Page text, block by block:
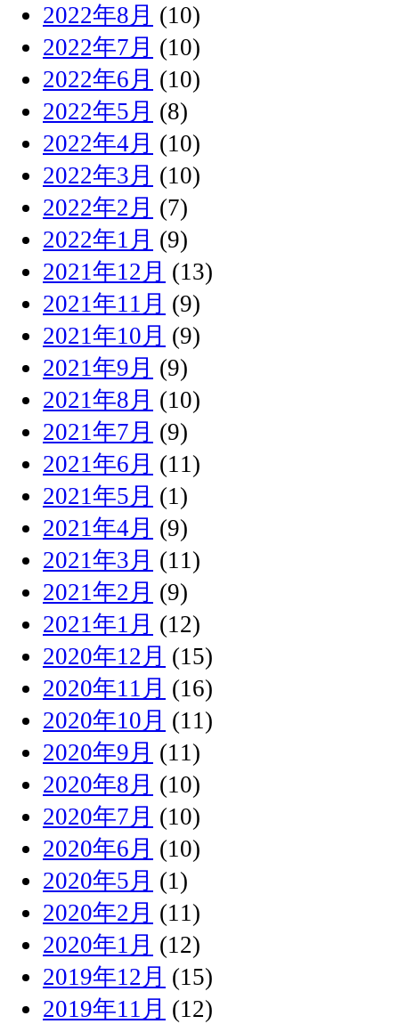
2022年8月 (10)
2022年7月 (10)
2022年6月 (10)
2022年5月 (8)
2022年4月 (10)
2022年3月 (10)
2022年2月 (7)
2022年1月 (9)
2021年12月 (13)
2021年11月 (9)
2021年10月 (9)
2021年9月 (9)
2021年8月 (10)
2021年7月 (9)
2021年6月 (11)
2021年5月 (1)
2021年4月 (9)
2021年3月 (11)
2021年2月 (9)
2021年1月 (12)
2020年12月 (15)
2020年11月 (16)
2020年10月 (11)
2020年9月 (11)
2020年8月 (10)
2020年7月 (10)
2020年6月 (10)
2020年5月 (1)
2020年2月 (11)
2020年1月 (12)
2019年12月 (15)
2019年11月 (12)